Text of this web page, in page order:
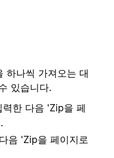
하나씩 가져오는 대
있습니다.
력한 다음 'Zip을 페
음 'Zip을 페이지로